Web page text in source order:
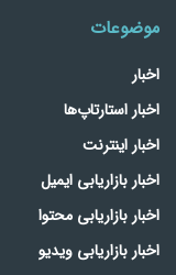
موضوعات
اخبار
اخبار استارتاپ‌ها
اخبار اینترنت
اخبار بازاریابی ایمیل
اخبار بازاریابی محتوا
اخبار بازاریابی ویدیو